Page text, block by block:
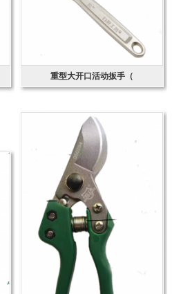
重型大开口活动扳手（